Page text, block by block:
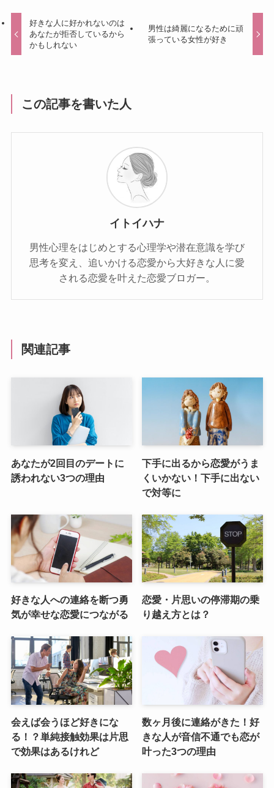
好きな人に好かれないのは
あなたが拒否しているから
かもしれない
男性は綺麗になるために頑
張っている女性が好き
この記事を書いた人
イトイハナ
男性心理をはじめとする心理学や潜在意識を学び
思考を変え、追いかける恋愛から大好きな人に愛
される恋愛を叶えた恋愛ブロガー。
関連記事
あなたが2回目のデートに
誘われない3つの理由
下手に出るから恋愛がうま
くいかない！下手に出ない
で対等に
好きな人への連絡を断つ勇
気が幸せな恋愛につながる
恋愛・片思いの停滞期の乗
り越え方とは？
会えば会うほど好きにな
る！？単純接触効果は片思
で効果はあるけれど
数ヶ月後に連絡がきた！好
きな人が音信不通でも恋が
叶った3つの理由